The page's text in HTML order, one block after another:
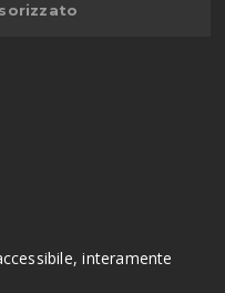
interamente